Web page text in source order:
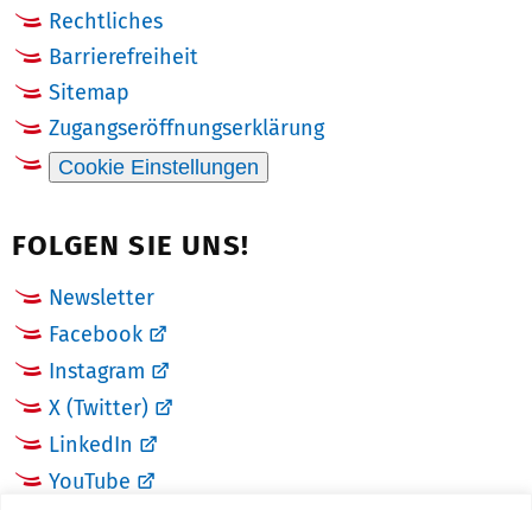
Rechtliches
Barrierefreiheit
Sitemap
Zugangseröffnungserklärung
Cookie Einstellungen
FOLGEN SIE UNS!
Newsletter
Facebook
Instagram
X (Twitter)
LinkedIn
YouTube